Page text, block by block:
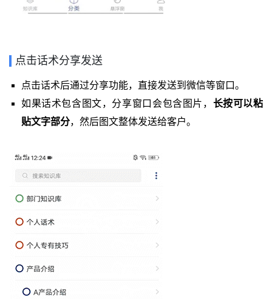
点击话术分享发送
点击话术后通过分享功能，直接发送到微信等窗口。
如果话术包含图文，分享窗口会包含图片， 长按可以粘
贴文字部分，然后图文整体发送给客户。